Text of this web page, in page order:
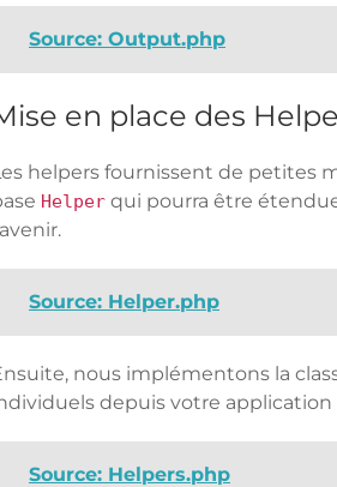
Source: Output.php
en place des
helpers fournissent de petites
Helper qui pourra être
Source: Helper.php
nous implémentons la
depuis votre
Source: Helpers.php